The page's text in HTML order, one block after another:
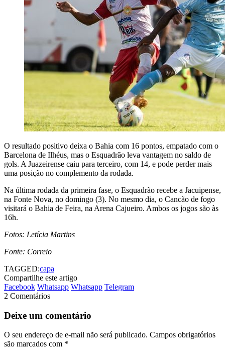
O resultado positivo deixa o Bahia com 16 pontos, empatado com o
Barcelona de Ilhéus, mas o Esquadrão leva vantagem no saldo de
gols. A Juazeirense caiu para terceiro, com 14, e pode perder mais
uma posição no complemento da rodada.
Na última rodada da primeira fase, o Esquadrão recebe a Jacuipense,
na Fonte Nova, no domingo (3). No mesmo dia, o Cancão de fogo
visitará o Bahia de Feira, na Arena Cajueiro. Ambos os jogos são às
16h.
Fotos: Letícia Martins
Fonte: Correio
TAGGED:capa
Compartilhe este artigo
Facebook Whatsapp Whatsapp Telegram
2 Comentários
Deixe um comentário
O seu endereço de e-mail não será publicado. Campos obrigatórios
são marcados com *